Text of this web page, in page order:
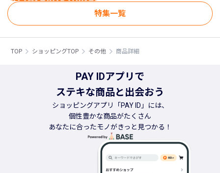
特集一覧
TOP ショッピングTOP その他 商品詳細
PAY IDアプリで
ステキな商品と出会おう
ショッピングアプリ「PAY ID」には、
個性豊かな商品がたくさん
あなたに合ったモノがきっと見つかる！